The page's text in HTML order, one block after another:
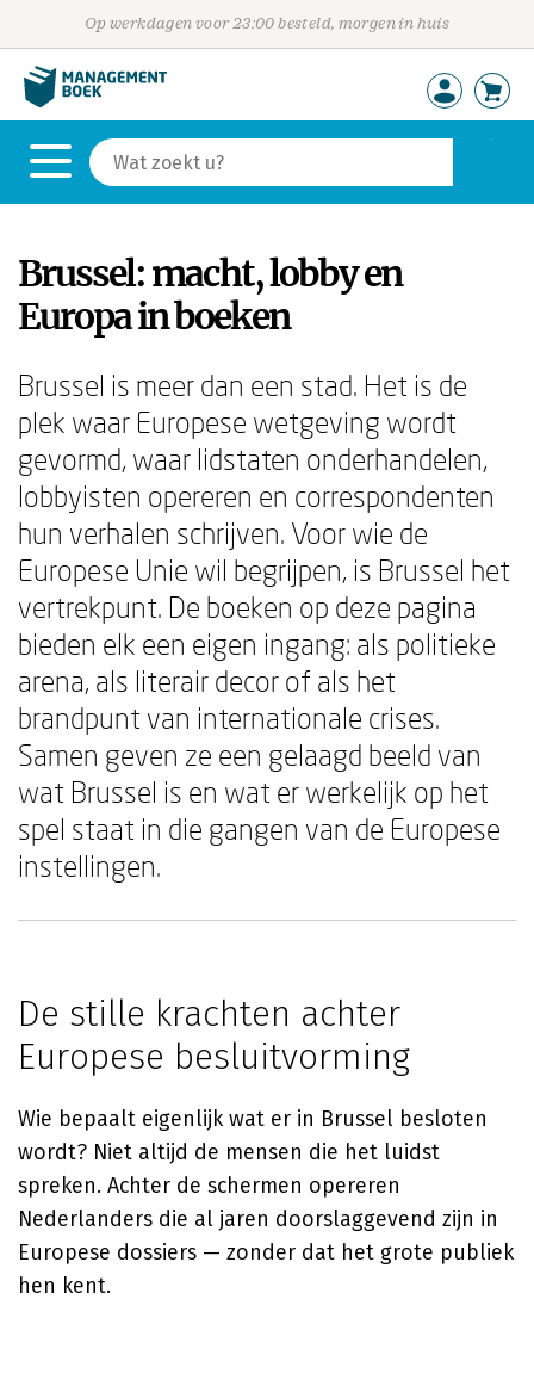
Op werkdagen voor 23:00 besteld, morgen in huis
Brussel: macht, lobby en
Europa in boeken
Brussel is meer dan een stad. Het is de
plek waar Europese wetgeving wordt
gevormd, waar lidstaten onderhandelen,
lobbyisten opereren en correspondenten
hun verhalen schrijven. Voor wie de
Europese Unie wil begrijpen, is Brussel het
vertrekpunt. De boeken op deze pagina
bieden elk een eigen ingang: als politieke
arena, als literair decor of als het
brandpunt van internationale crises.
Samen geven ze een gelaagd beeld van
wat Brussel is en wat er werkelijk op het
spel staat in die gangen van de Europese
instellingen.
De stille krachten achter
Europese besluitvorming
Wie bepaalt eigenlijk wat er in Brussel besloten
wordt? Niet altijd de mensen die het luidst
spreken. Achter de schermen opereren
Nederlanders die al jaren doorslaggevend zijn in
Europese dossiers — zonder dat het grote publiek
hen kent.